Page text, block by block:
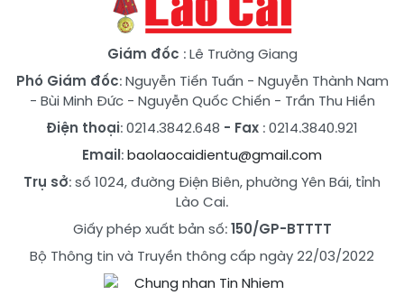
Giám đốc : Lê Trường Giang
Phó Giám đốc:Nguyễn Tiến Tuấn - Nguyễn Thành Nam
- Bùi Minh Đức- Nguyễn Quốc Chiến - Trần Thu Hiền
Điện thoại: 0214.3842.648 - Fax : 0214.3840.921
Email:baolaocaidientu@gmail.com
Trụ sở: số 1024, đường Điện Biên, phường Yên Bái, tỉnh
Lào Cai.
Giấy phép xuất bản số:150/GP-BTTTT
Bộ Thông tin và Truyền thông cấp ngày 22/03/2022